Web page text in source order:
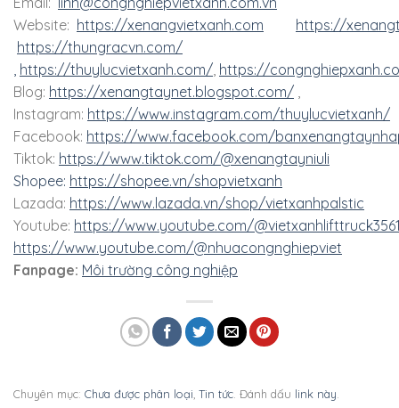
Website: https://xenangvietxanh.com
https://
https://thungracvn.com/
https://thuylucvietxanh.com/ https://
Blog: https://xenangtaynet.blogspot.com/
Instagram: https://www.instagram.com/thuylucvietxanh/
Facebook: https://www.facebook.com/
Tiktok: https://www.tiktok.com/@xenangtayniuli
Shopee: https://shopee.vn/shopvietxanh
Lazada: https://www.lazada.vn/shop/vietxanhpalstic
Youtube: https://www.youtube.com/
https://www.youtube.com/@nhuacongnghiepviet
Fanpage: Môi trường công nghiệp
Chuyên mục: Chưa được phân loại, Tin tức. Đánh dấu link này.